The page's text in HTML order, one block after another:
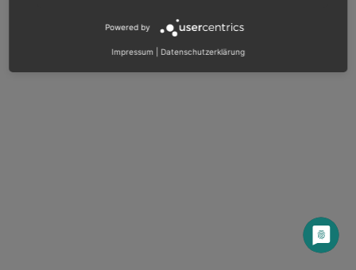
Powered by
Impressum Datenschutzerklärung